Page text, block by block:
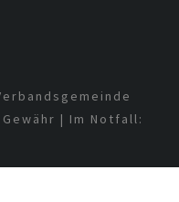
| Im Notfall: